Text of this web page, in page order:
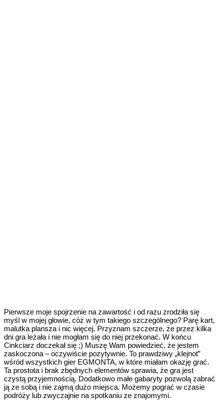
Pierwsze moje spojrzenie na zawartość i od razu zrodziła się
myśl w mojej głowie, cóż w tym takiego szczególnego? Parę kart,
malutka plansza i nic więcej. Przyznam szczerze, że przez kilka
dni gra leżała i nie mogłam się do niej przekonać. W końcu
Cinkciarz doczekał się ;) Muszę Wam powiedzieć, że jestem
zaskoczona – oczywiście pozytywnie. To prawdziwy „klejnot”
wśród wszystkich gier EGMONTA, w które miałam okazję grać.
Ta prostota i brak zbędnych elementów sprawia, że gra jest
czystą przyjemnością. Dodatkowo małe gabaryty pozwolą zabrać
ją ze sobą i nie zajmą dużo miejsca. Możemy pograć w czasie
podróży lub zwyczajnie na spotkaniu ze znajomymi.